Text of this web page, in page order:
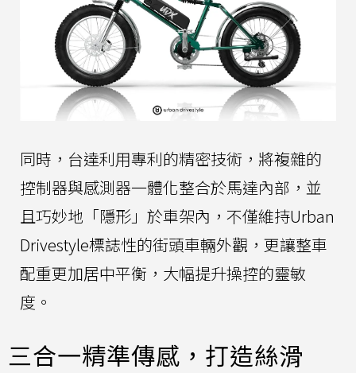
同時，台達利用專利的精密技術，將複雜的
控制器與感測器一體化整合於馬達內部，並
且巧妙地「隱形」於車架內，不僅維持Urban
Drivestyle標誌性的街頭車輛外觀，更讓整車
配重更加居中平衡，大幅提升操控的靈敏
度。
三合一精準傳感，打造絲滑